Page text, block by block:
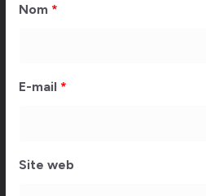
Nom *
E-mail *
Site web